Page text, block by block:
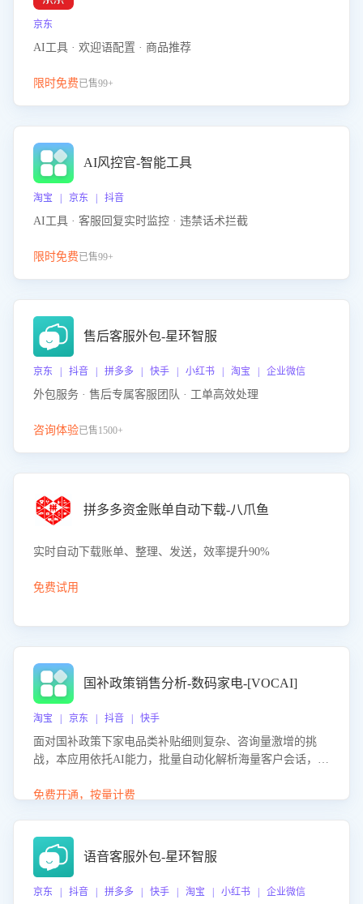
京东
AI工具 · 欢迎语配置 · 商品推荐
限时免费已售99+
AI风控官-智能工具
淘宝 | 京东 | 抖音
AI工具 · 客服回复实时监控 · 违禁话术拦截
限时免费已售99+
售后客服外包-星环智服
京东 | 抖音 | 拼多多 | 快手 | 小红书 | 淘宝 | 企业微信
外包服务 · 售后专属客服团队 · 工单高效处理
咨询体验已售1500+
拼多多资金账单自动下载-八爪鱼
实时自动下载账单、整理、发送，效率提升90%
免费试用
国补政策销售分析-数码家电-[VOCAI]
淘宝 | 京东 | 抖音 | 快手
面对国补政策下家电品类补贴细则复杂、咨询量激增的挑
战，本应用依托AI能力，批量自动化解析海量客户会话，精
购买意向，深度洞察决策动因。同时全面评估客服团队政策
度、客服转化能力及销售业绩。
免费开通，按量计费
语音客服外包-星环智服
京东 | 抖音 | 拼多多 | 快手 | 淘宝 | 小红书 | 企业微信